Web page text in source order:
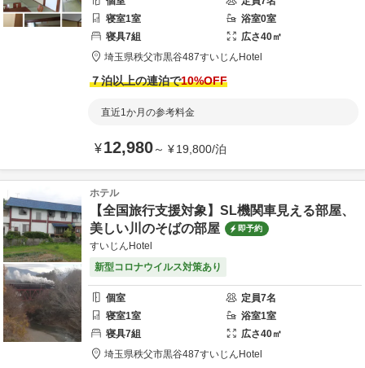
寝室1室 浴室0室
寝具7組 広さ40㎡
埼玉県秩父市黒谷487すいじんHotel
７泊以上の連泊で10%OFF
直近1か月の参考料金
¥12,980～ ¥19,800/泊
ホテル
【全国旅行支援対象】SL機関車見える部屋、
美しい川のそばの部屋
即予約
すいじんHotel
新型コロナウイルス対策あり
個室 定員7名
寝室1室 浴室1室
寝具7組 広さ40㎡
埼玉県秩父市黒谷487すいじんHotel